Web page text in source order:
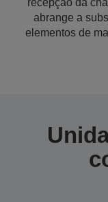
recepção da
abrange a
elementos de